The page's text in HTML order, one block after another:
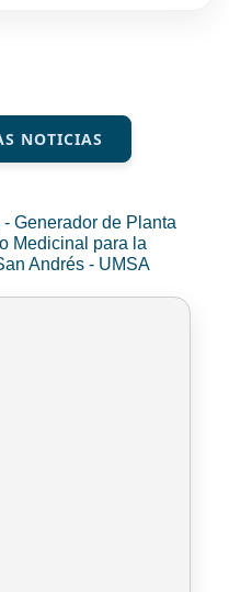
NOTICIAS
Generador de Planta
Medicinal para la
Andrés - UMSA